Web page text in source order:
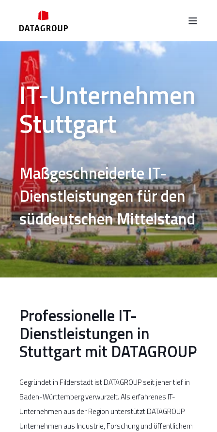
IT-Unternehmen
Stuttgart
Maßgeschneiderte IT-
Dienstleistungen für den
süddeutschen Mittelstand
Professionelle IT-
Dienstleistungen in
Stuttgart mit DATAGROUP
Gegründet in Filderstadt ist DATAGROUP seit jeher tief in
Baden-Württemberg verwurzelt. Als erfahrenes IT-
Unternehmen aus der Region unterstützt DATAGROUP
Unternehmen aus Industrie, Forschung und öffentlichem